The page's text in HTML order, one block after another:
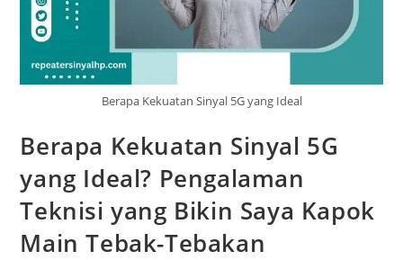
Berapa Kekuatan Sinyal 5G yang Ideal
Berapa Kekuatan Sinyal 5G
yang Ideal? Pengalaman
Teknisi yang Bikin Saya Kapok
Main Tebak-Tebakan